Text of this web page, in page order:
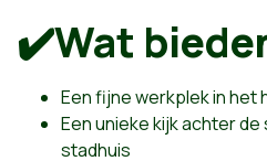
✔️Wat
Een fijne werkplek in het
Een unieke kijk achter
stadhuis